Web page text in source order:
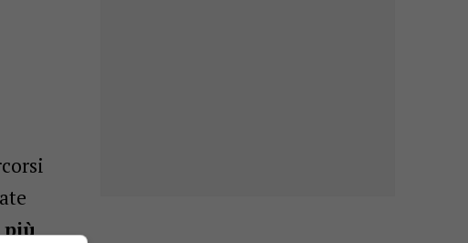
più